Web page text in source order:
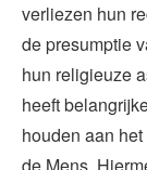
verliezen hun
de presumptie
hun religieuze
heeft
houden aan